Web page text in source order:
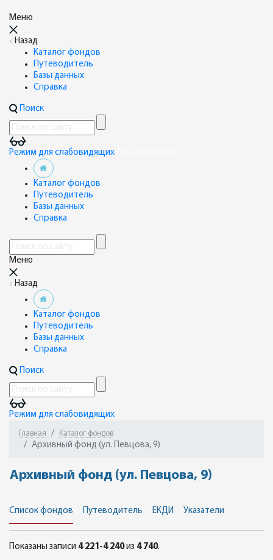
Меню
Назад
Каталог фондов
Путеводитель
Базы данных
Справка
Поиск
Режим для слабовидящих
Каталог фондов
Путеводитель
Базы данных
Справка
Меню
Назад
Каталог фондов
Путеводитель
Базы данных
Справка
Поиск
Режим для слабовидящих
Главная Каталог фондов
Архивный фонд (ул. Певцова, 9)
Архивный фонд (ул. Певцова, 9)
Список фондов Путеводитель ЕКДИ Указатели
Показаны записи 4 221-4 240из 4 740.